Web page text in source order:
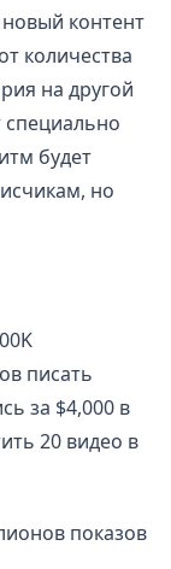
контент
количества
на другой
специально
будет
но
писать
за $4,000 в
20 видео в
показов